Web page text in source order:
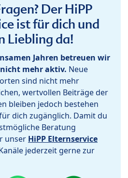
Der HiPP
ist für dich und
Liebling da!
Jahren betreuen wir
mehr aktiv. Neue
sind nicht mehr
wertvollen Beiträge der
bleiben jedoch bestehen
dich zugänglich. Damit du
Beratung
unser HiPP Elternservice
jederzeit gerne zur